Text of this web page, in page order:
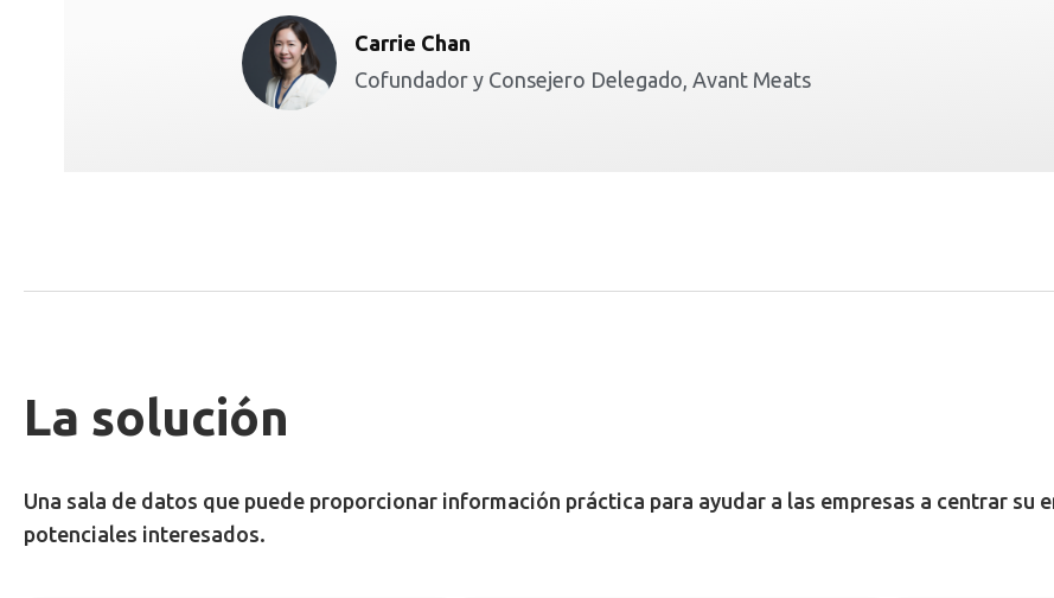
Carrie Chan
Cofundador y Consejero Delegado, Avant Meats
La solución
Una sala de datos que puede proporcionar información práctica para ayudar a las empresas a centrar su
potenciales interesados.